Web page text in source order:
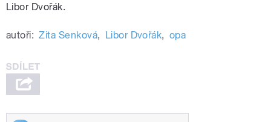
Libor Dvořák.
autoři: Zita Senková, Libor Dvořák, opa